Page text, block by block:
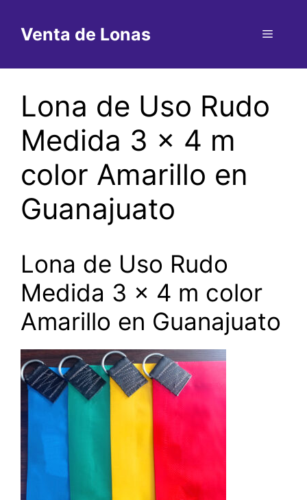
contenido
Venta de Lonas Menú
Lona de Uso Rudo
Medida 3 x 4 m
color Amarillo en
Guanajuato
Lona de Uso Rudo
Medida 3 x 4 m color
Amarillo en Guanajuato